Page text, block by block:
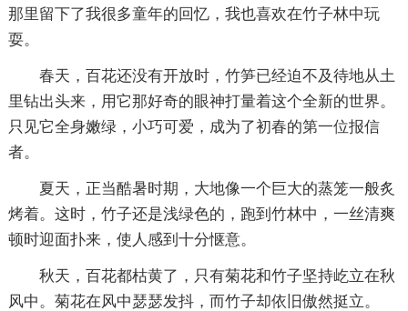
那里留下了我很多童年的回忆，我也喜欢在竹子林中玩
耍。
春天，百花还没有开放时，竹笋已经迫不及待地从土
里钻出头来，用它那好奇的眼神打量着这个全新的世界。
只见它全身嫩绿，小巧可爱，成为了初春的第一位报信
者。
夏天，正当酷暑时期，大地像一个巨大的蒸笼一般炙
烤着。这时，竹子还是浅绿色的，跑到竹林中，一丝清爽
顿时迎面扑来，使人感到十分惬意。
秋天，百花都枯黄了，只有菊花和竹子坚持屹立在秋
风中。菊花在风中瑟瑟发抖，而竹子却依旧傲然挺立。